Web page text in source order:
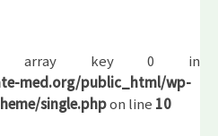
array key 0 in
med.org/public_html/wp-
single.phpon line 10